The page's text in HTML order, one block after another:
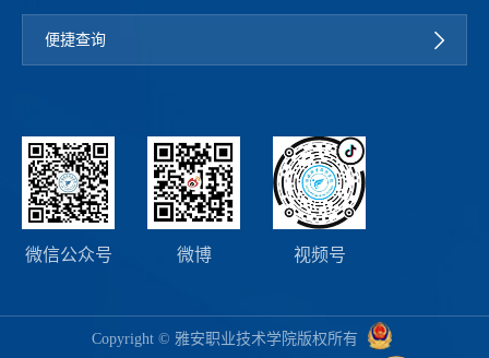
便捷查询
微信公众号 微博 视频号
Copyright © 雅安职业技术学院版权所有